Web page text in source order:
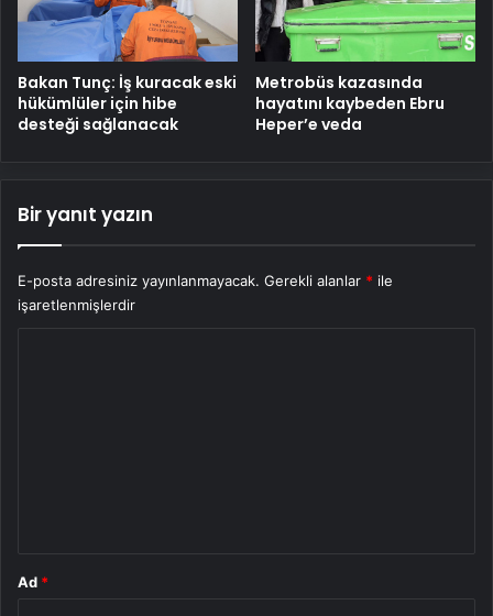
Bakan Tunç: İş kuracak eski
hükümlüler için hibe
desteği sağlanacak
Metrobüs kazasında
hayatını kaybeden Ebru
Heper’e veda
Bir yanıt yazın
E-posta adresiniz yayınlanmayacak. Gerekli alanlar * ile
işaretlenmişlerdir
Ad *